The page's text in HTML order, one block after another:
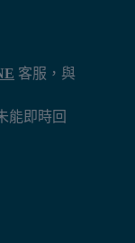
客服，與
能即時回